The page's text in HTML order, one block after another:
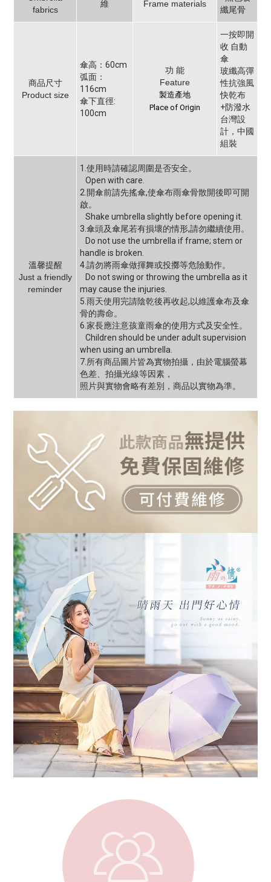
fabrics
維 Frame materials
纖尾骨
商品尺寸
Product size
傘高：60cm
弧面：
116cm
傘下直徑:
100cm
功 能
Feature
製造產地
Place of Origin
一按即開
收 自動
傘
玻纖高彈
性抗強風
快乾布
+防潑水
台灣設
計，中國
組裝
溫馨提醒
Just a friendly
reminder
1.使用時請確認周圍是否安全。
Open with care.
2.開傘前請先搖傘,使傘布雨傘骨散開後即可開
啟。
Shake umbrella slightly before opening it.
3.傘頭及傘尾若有損壞的情形,請勿繼續使用。
Do not use the umbrella if frame; stem or
handle is broken.
4.請勿將雨傘做揮舞或投擲等危險動作。
Do not swing or throwing the umbrella as it
may cause the injuries.
5.雨天使用完請陰乾後再收起,以維護傘布及傘
骨的壽命。
6.家長應注意孩童雨傘的使用方式及安全性。
Children should be under adult supervision
when using an umbrella.
7.所有商品圖片皆為實物拍攝，由於電腦螢幕
色差、拍攝光線等因素，
照片與實物會略有差別，商品以實物為準。